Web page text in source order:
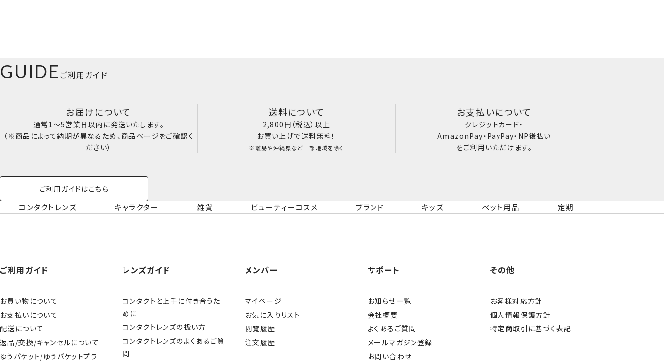
GUIDE ご利用ガイド
お届けについて
通常1～5営業日以内に発送いたします。
（※商品によって納期が異なるため、商品ページをご確認く
ださい）
送料について
2,800円（税込）以上
お買い上げで送料無料！
※離島や沖縄県など一部地域を除く
お支払いについて
クレジットカード・
AmazonPay・PayPay・NP後払い
をご利用いただけます。
ご利用ガイドはこちら
コンタクトレンズ キャラクター 雑貨 ビューティーコスメ ブランド キッズ ペット用品 定期
ご利用ガイド
お買い物について
お支払いについて
配送について
返品/交換/キャンセルについて
ゆうパケット/ゆうパケットプラ
レンズガイド
コンタクトと上手に付き合うた
めに
コンタクトレンズの扱い方
コンタクトレンズのよくあるご質
問
メンバー
マイページ
お気に入りリスト
閲覧履歴
注文履歴
サポート
お知らせ一覧
会社概要
よくあるご質問
メールマガジン登録
お問い合わせ
その他
お客様対応方針
個人情報保護方針
特定商取引に基づく表記